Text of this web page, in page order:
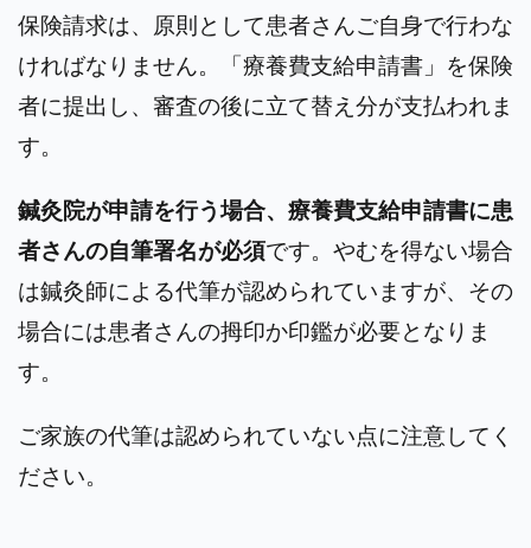
保険請求は、原則として患者さんご自身で行わな
ければなりません。「療養費支給申請書」を保険
者に提出し、審査の後に立て替え分が支払われま
す。
鍼灸院が申請を行う場合、療養費支給申請書に患
者さんの自筆署名が必須です。やむを得ない場合
は鍼灸師による代筆が認められていますが、その
場合には患者さんの拇印か印鑑が必要となりま
す。
ご家族の代筆は認められていない点に注意してく
ださい。